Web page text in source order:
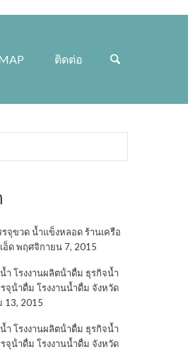
ติดต่อ
จุขวด น้ำแข็งหลอด ร้านเครือ
อ็ดพฤศจิกายน 7, 2015
ำ โรงงานผลิตน้ําดื่ม ธุรกิจน้ำ
จุน้ําดื่ม โรงงานน้ำดื่ม จังหวัด
13, 2015
ำ โรงงานผลิตน้ําดื่ม ธุรกิจน้ำ
จุน้ําดื่ม โรงงานน้ำดื่ม จังหวัด